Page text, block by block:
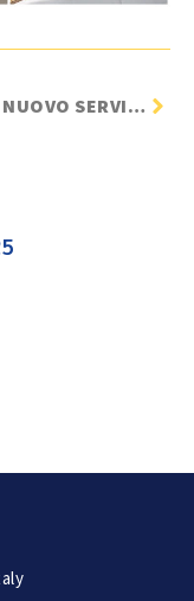
CIVA: IL NUOVO SERVIZIO INAIL